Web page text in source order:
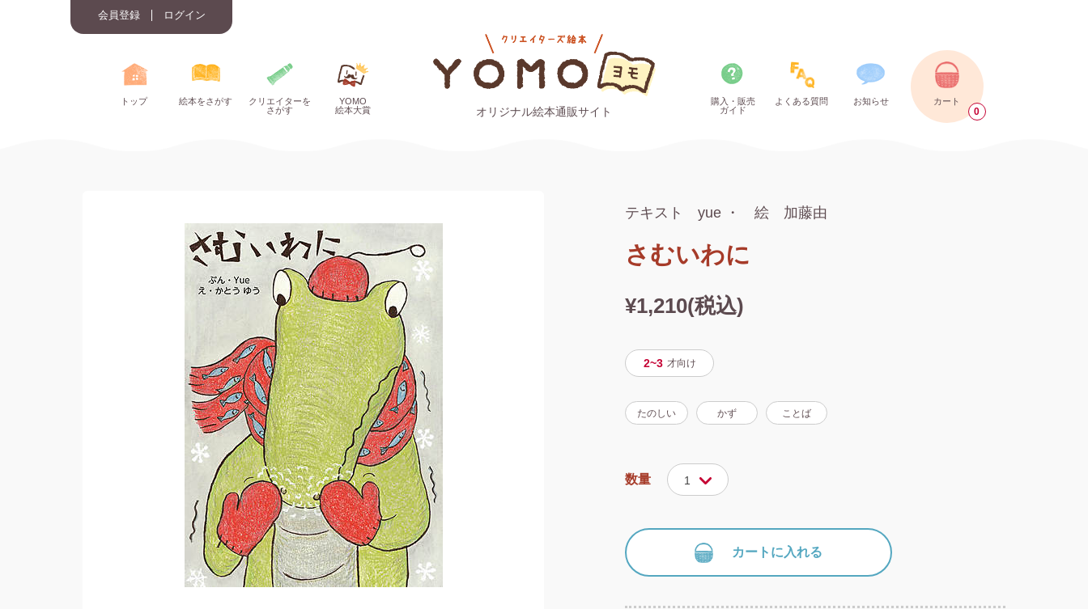
会員登録 ログイン
トップ 絵本をさがす
クリエイターを
さがす
YOMO
絵本大賞
オリジナル絵本通販サイト
購入・販売
ガイド
よくある質問 お知らせ カート
0
テキスト yue ・ 絵 加藤由
さむいわに
¥1,210(税込)
2~3 才向け
たのしい かず ことば
数量 1
カートに入れる